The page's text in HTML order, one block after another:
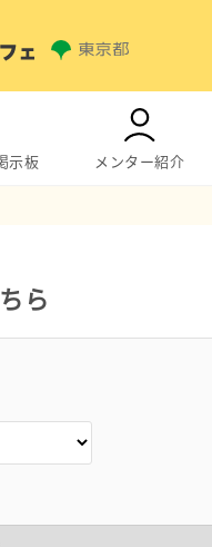
示板 メンター紹介
ら